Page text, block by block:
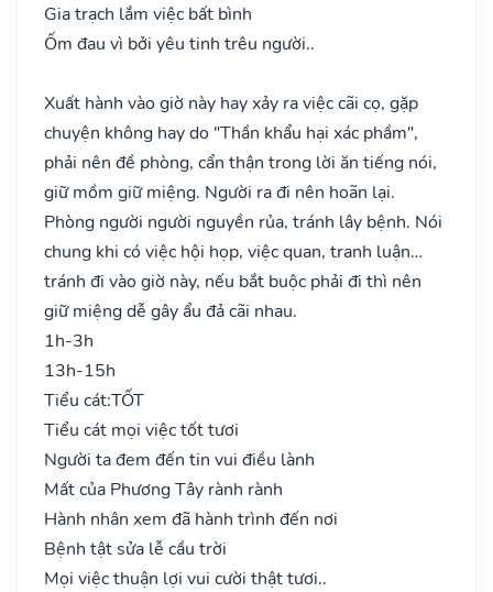
Gia trạch lắm việc bất bình
Ốm đau vì bởi yêu tinh trêu người..
Xuất hành vào giờ này hay xảy ra việc cãi cọ, gặp
chuyện không hay do "Thần khẩu hại xác phầm",
phải nên đề phòng, cẩn thận trong lời ăn tiếng nói,
giữ mồm giữ miệng. Người ra đi nên hoãn lại.
Phòng người người nguyền rủa, tránh lây bệnh. Nói
chung khi có việc hội họp, việc quan, tranh luận…
tránh đi vào giờ này, nếu bắt buộc phải đi thì nên
giữ miệng dễ gây ẩu đả cãi nhau.
1h-3h
13h-15h
Tiểu cát:TỐT
Tiểu cát mọi việc tốt tươi
Người ta đem đến tin vui điều lành
Mất của Phương Tây rành rành
Hành nhân xem đã hành trình đến nơi
Bệnh tật sửa lễ cầu trời
Mọi việc thuận lợi vui cười thật tươi..